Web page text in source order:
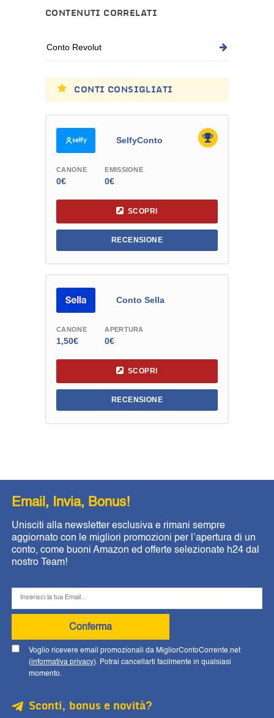
CONTENUTI CORRELATI
Conto Revolut
CONTI CONSIGLIATI
SelfyConto
CANONE
0€
EMISSIONE
0€
SCOPRI
RECENSIONE
Conto Sella
CANONE
1,50€
APERTURA
0€
SCOPRI
RECENSIONE
Email, Invia, Bonus!
Unisciti alla newsletter esclusiva e rimani sempre
aggiornato con le migliori promozioni per l’apertura di un
conto, come buoni Amazon ed offerte selezionate h24 dal
nostro Team!
Conferma
Voglio ricevere email promozionali da MigliorContoCorrente.net
(informativa privacy). Potrai cancellarti facilmente in qualsiasi
momento.
Sconti, bonus e novità?